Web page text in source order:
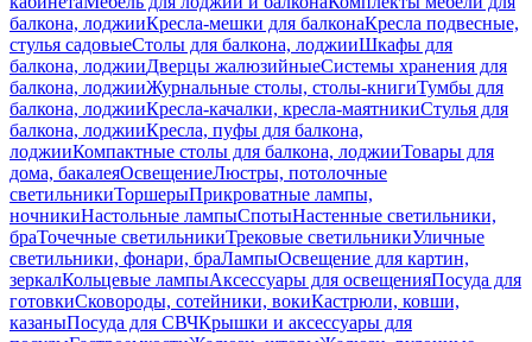
балкона, лоджииКресла-мешки для балконаКресла подвесные,
стулья садовыеСтолы для балкона, лоджииШкафы для
балкона, лоджииДверцы жалюзийныеСистемы хранения для
балкона, лоджииЖурнальные столы, столы-книгиТумбы для
балкона, лоджииКресла-качалки, кресла-маятникиСтулья для
балкона, лоджииКресла, пуфы для балкона,
лоджииКомпактные столы для балкона, лоджииТовары для
дома, бакалеяОсвещениеЛюстры, потолочные
светильникиТоршерыПрикроватные лампы,
ночникиНастольные лампыСпотыНастенные светильники,
браТочечные светильникиТрековые светильникиУличные
светильники, фонари, браЛампыОсвещение для картин,
зеркалКольцевые лампыАксессуары для освещенияПосуда для
готовкиСковороды, сотейники, вокиКастрюли, ковши,
казаныПосуда для СВЧКрышки и аксессуары для